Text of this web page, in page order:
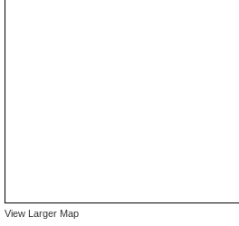
View Larger Map